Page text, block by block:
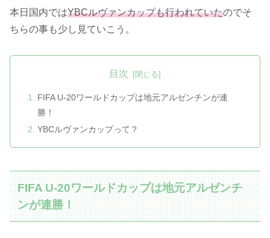
本日国内ではYBCルヴァンカップも行われていたのでそ
ちらの事も少し見ていこう。
目次
FIFA U-20ワールドカップは地元アルゼンチンが連
勝！
YBCルヴァンカップって？
FIFA U-20ワールドカップは地元アルゼンチ
ンが連勝！